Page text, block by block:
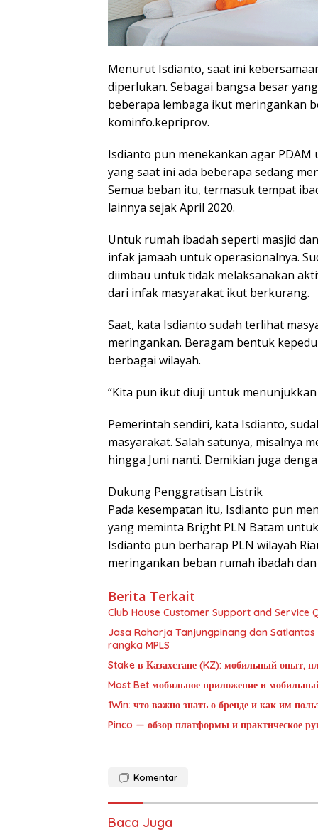
Menurut Isdianto, saat ini
diperlukan. Sebagai bangsa besar
beberapa lembaga ikut meringankan
kominfo.kepriprov.
Isdianto pun menekankan agar
yang saat ini ada beberapa sedang
Semua beban itu, termasuk tempat
lainnya sejak April 2020.
Untuk rumah ibadah seperti masjid
infak jamaah untuk operasionalnya.
diimbau untuk tidak melaksanakan
dari infak masyarakat ikut berkurang.
Saat, kata Isdianto sudah terlihat
meringankan. Beragam bentuk
berbagai wilayah.
“Kita pun ikut diuji untuk
Pemerintah sendiri, kata Isdianto,
masyarakat. Salah satunya, misalnya
hingga Juni nanti. Demikian juga
Dukung Penggratisan Listrik
Pada kesempatan itu, Isdianto pun
yang meminta Bright PLN Batam
Isdianto pun berharap PLN wilayah
meringankan beban rumah ibadah
Berita Terkait
Club House Customer Support and Service
Jasa Raharja Tanjungpinang dan
rangka MPLS
Stake в Казахстане (KZ): мобильный опыт,
Most Bet мобильное приложение и
1Win: что важно знать о бренде и как им
Pinco — обзор платформы и практическое
Komentar
Baca Juga